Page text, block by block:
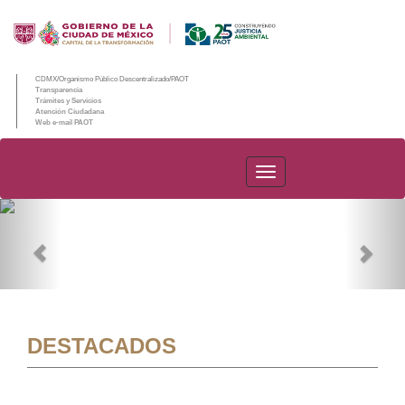
CDMX/Organismo Público Descentralizado/PAOT
Transparencia
Trámites y Servicios
Atención Ciudadana
Web e-mail PAOT
PAOT
DESTACADOS